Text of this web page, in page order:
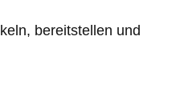
bereitstellen und